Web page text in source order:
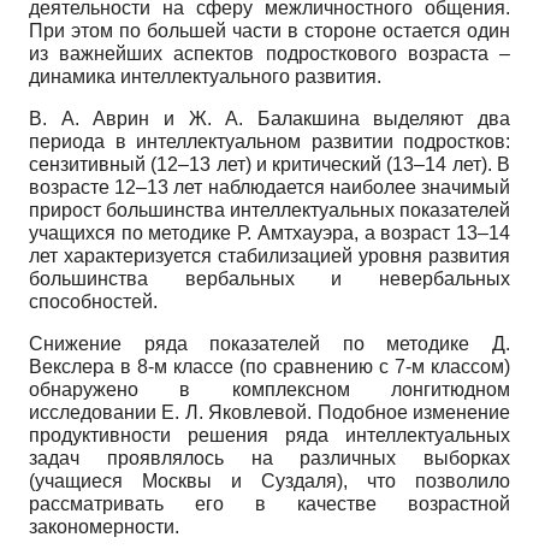
деятельности на сферу межличностного общения.
При этом по большей части в стороне остается один
из важнейших аспектов подросткового возраста –
динамика интеллектуального развития.
В. А. Аврин и Ж. А. Балакшина выделяют два
периода в интеллектуальном развитии подростков:
сензитивный (12–13 лет) и критический (13–14 лет). В
возрасте 12–13 лет наблюдается наиболее значимый
прирост большинства интеллектуальных показателей
учащихся по методике Р. Амтхауэра, а возраст 13–14
лет характеризуется стабилизацией уровня развития
большинства вербальных и невербальных
способностей.
Снижение ряда показателей по методике Д.
Векслера в 8-м классе (по сравнению с 7-м классом)
обнаружено в комплексном лонгитюдном
исследовании Е. Л. Яковлевой. Подобное изменение
продуктивности решения ряда интеллектуальных
задач проявлялось на различных выборках
(учащиеся Москвы и Суздаля), что позволило
рассматривать его в качестве возрастной
закономерности.